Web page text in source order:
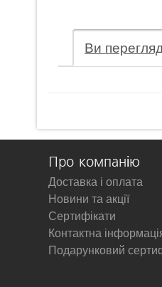
Ви
Про компанію
Доставка і оплата
Новини та акції
Сертифікати
Контактна
Подарунковий